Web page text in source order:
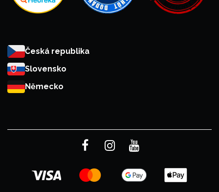
Česká republika
Slovensko
Německo